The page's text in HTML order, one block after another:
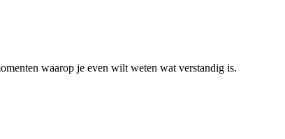
waarop je even wilt weten wat verstandig is.